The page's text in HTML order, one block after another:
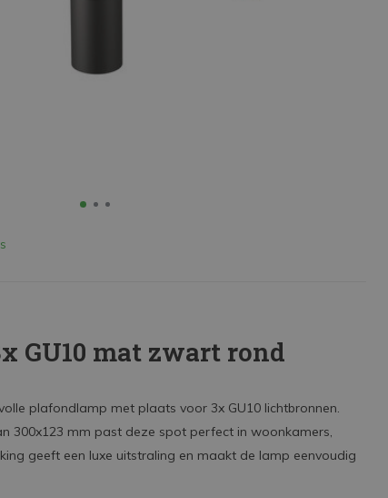
GU10 mat zwart rond
plafondlamp met plaats voor 3x GU10 lichtbronnen.
300x123 mm past deze spot perfect in woonkamers,
geeft een luxe uitstraling en maakt de lamp eenvoudig